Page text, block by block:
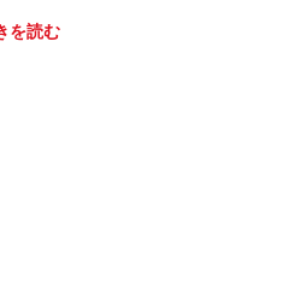
を読む